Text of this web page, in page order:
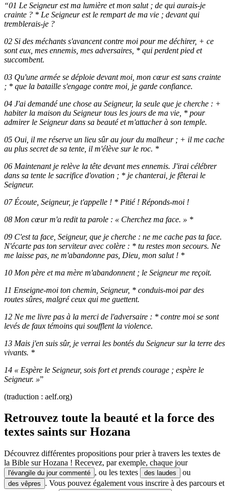
“01 Le Seigneur est ma lumière et mon salut ; de qui aurais-je
crainte ? * Le Seigneur est le rempart de ma vie ; devant qui
tremblerais-je ?
02 Si des méchants s'avancent contre moi pour me déchirer, + ce
sont eux, mes ennemis, mes adversaires, * qui perdent pied et
succombent.
03 Qu'une armée se déploie devant moi, mon cœur est sans crainte
; * que la bataille s'engage contre moi, je garde confiance.
04 J'ai demandé une chose au Seigneur, la seule que je cherche : +
habiter la maison du Seigneur tous les jours de ma vie, * pour
admirer le Seigneur dans sa beauté et m'attacher à son temple.
05 Oui, il me réserve un lieu sûr au jour du malheur ; + il me cache
au plus secret de sa tente, il m'élève sur le roc. *
06 Maintenant je relève la tête devant mes ennemis. J'irai célébrer
dans sa tente le sacrifice d'ovation ; * je chanterai, je fêterai le
Seigneur.
07 Écoute, Seigneur, je t'appelle ! * Pitié ! Réponds-moi !
08 Mon cœur m'a redit ta parole : « Cherchez ma face. » *
09 C'est ta face, Seigneur, que je cherche : ne me cache pas ta face.
N'écarte pas ton serviteur avec colère : * tu restes mon secours. Ne
me laisse pas, ne m'abandonne pas, Dieu, mon salut ! *
10 Mon père et ma mère m'abandonnent ; le Seigneur me reçoit.
11 Enseigne-moi ton chemin, Seigneur, * conduis-moi par des
routes sûres, malgré ceux qui me guettent.
12 Ne me livre pas à la merci de l'adversaire : * contre moi se sont
levés de faux témoins qui soufflent la violence.
13 Mais j'en suis sûr, je verrai les bontés du Seigneur sur la terre des
vivants. *
14 « Espère le Seigneur, sois fort et prends courage ; espère le
Seigneur. »”
(traduction : aelf.org)
Retrouvez toute la beauté et la force des
textes saints sur Hozana
Découvrez différentes propositions pour prier à travers les textes de
la Bible sur Hozana ! Recevez, par exemple, chaque jour
l'évangile du jour commenté , ou les textes des laudes ou
des vêpres
. Vous pouvez également vous inscrire à des parcours et